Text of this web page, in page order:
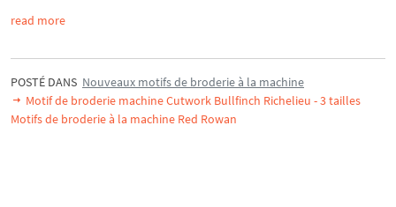
read more
POSTÉ DANS Nouveaux motifs de broderie à la machine
Motif de broderie machine Cutwork Bullfinch Richelieu - 3 tailles
Motifs de broderie à la machine Red Rowan